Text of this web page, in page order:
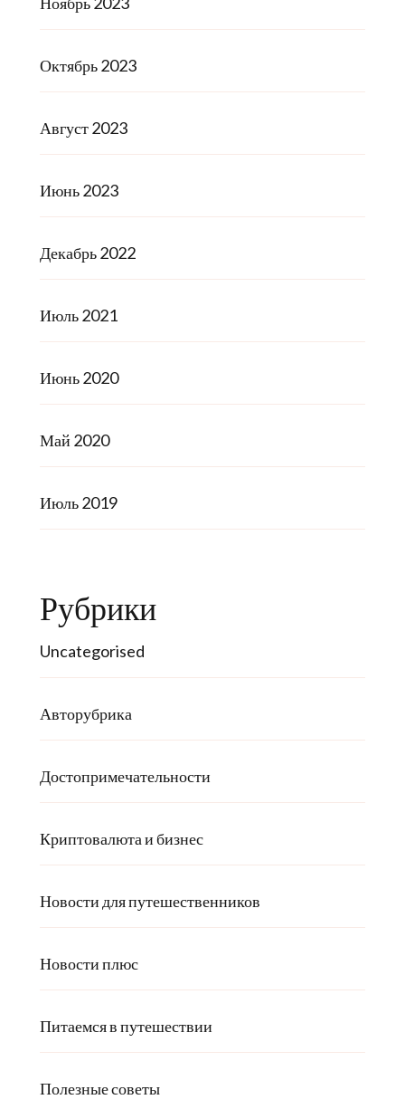
Октябрь 2023
Август 2023
Июнь 2023
Декабрь 2022
Июль 2021
Июнь 2020
Май 2020
Июль 2019
Рубрики
Uncategorised
Авторубрика
Достопримечательности
Криптовалюта и бизнес
Новости для путешественников
Новости плюс
Питаемся в путешествии
Полезные советы